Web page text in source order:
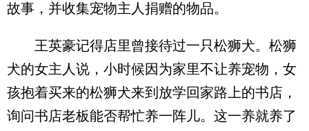
故事，并收集宠物主人捐赠的物品。
王英豪记得店里曾接待过一只松狮犬。松狮
犬的女主人说，小时候因为家里不让养宠物，女
孩抱着买来的松狮犬来到放学回家路上的书店，
询问书店老板能否帮忙养一阵儿。这一养就养了